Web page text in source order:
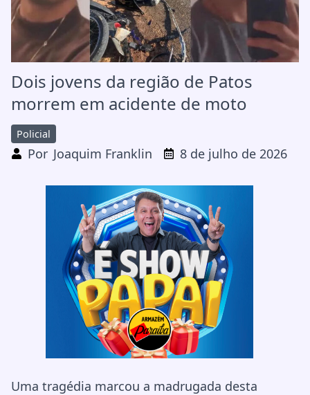
Dois jovens da região de Patos
morrem em acidente de moto
Policial
Por Joaquim Franklin 8 de julho de 2026
Uma tragédia marcou a madrugada desta